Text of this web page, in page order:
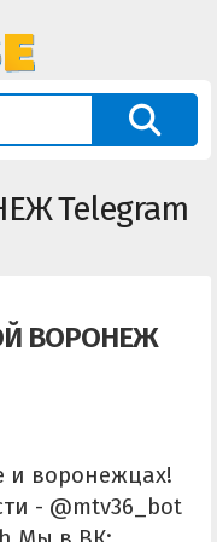
Telegram
ВОРОНЕЖ
и воронежцах!
- @mtv36_bot